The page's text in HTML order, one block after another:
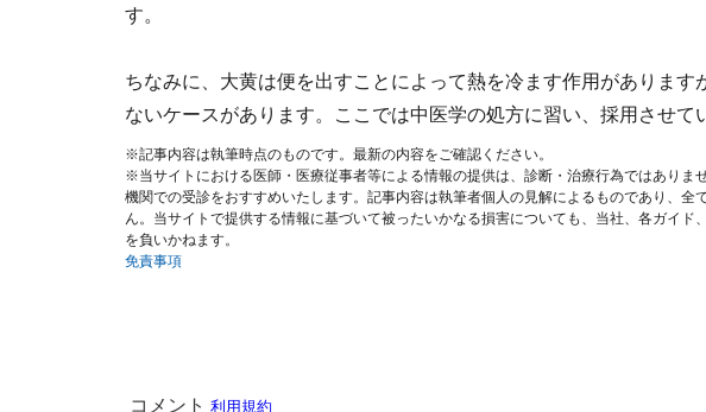
す。
ちなみに、大黄は便を出すことによって熱を冷ます作用があります
ないケースがあります。ここでは中医学の処方に習い、採用させて
※記事内容は執筆時点のものです。最新の内容をご確認ください。
※当サイトにおける医師・医療従事者等による情報の提供は、診断・治療行為ではありま
機関での受診をおすすめいたします。記事内容は執筆者個人の見解によるものであり、全
ん。当サイトで提供する情報に基づいて被ったいかなる損害についても、当社、各ガイド
を負いかねます。
免責事項